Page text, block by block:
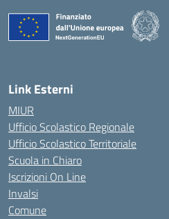
Link Esterni
MIUR
Ufficio Scolastico Regionale
Ufficio Scolastico Territoriale
Scuola in Chiaro
Iscrizioni On Line
Invalsi
Comune